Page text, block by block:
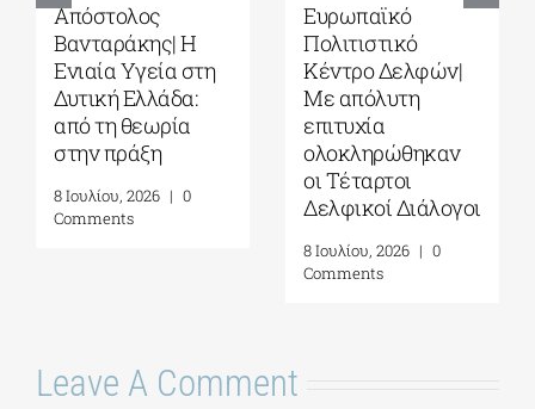
Απόστολος
Βανταράκης| Η
Ενιαία Υγεία στη
Δυτική Ελλάδα:
από τη θεωρία
στην πράξη
8 Ιουλίου, 2026 | 0
Comments
Ευρωπαϊκό
Πολιτιστικό
Κέντρο Δελφών|
Με απόλυτη
επιτυχία
ολοκληρώθηκαν
οι Τέταρτοι
Δελφικοί Διάλογοι
8 Ιουλίου, 2026 | 0
Comments
Leave A Comment